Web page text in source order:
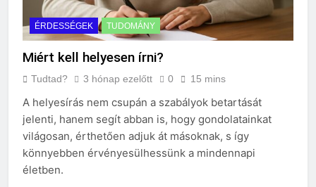
ÉRDESSÉGEK TUDOMÁNY
Miért kell helyesen írni?
Tudtad? 3 hónap ezelőtt 0 15 mins
A helyesírás nem csupán a szabályok betartását
jelenti, hanem segít abban is, hogy gondolatainkat
világosan, érthetően adjuk át másoknak, s így
könnyebben érvényesülhessünk a mindennapi
életben.